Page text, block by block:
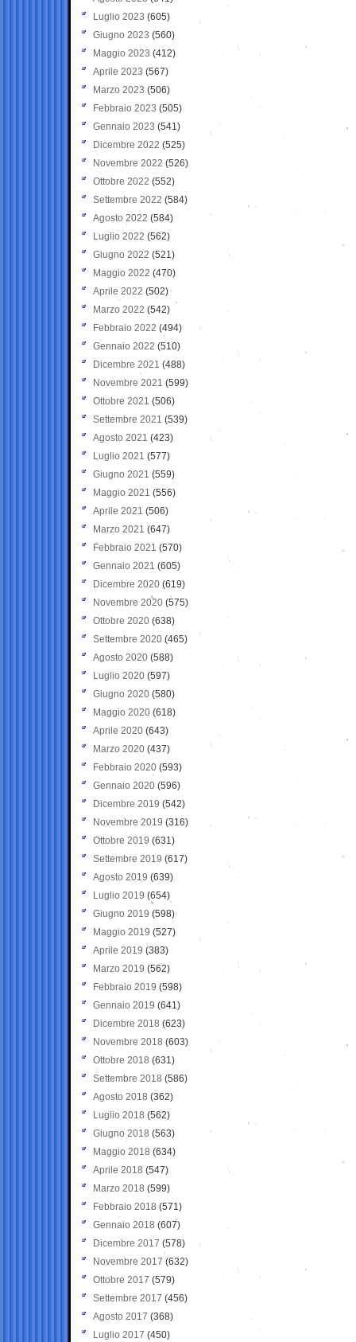
Luglio 2023 (605)
Giugno 2023 (560)
Maggio 2023 (412)
Aprile 2023 (567)
Marzo 2023 (506)
Febbraio 2023 (505)
Gennaio 2023 (541)
Dicembre 2022 (525)
Novembre 2022 (526)
Ottobre 2022 (552)
Settembre 2022 (584)
Agosto 2022 (584)
Luglio 2022 (562)
Giugno 2022 (521)
Maggio 2022 (470)
Aprile 2022 (502)
Marzo 2022 (542)
Febbraio 2022 (494)
Gennaio 2022 (510)
Dicembre 2021 (488)
Novembre 2021 (599)
Ottobre 2021 (506)
Settembre 2021 (539)
Agosto 2021 (423)
Luglio 2021 (577)
Giugno 2021(559)
Maggio 2021 (556)
Aprile 2021 (506)
Marzo 2021 (647)
Febbraio 2021 (570)
Gennaio 2021 (605)
Dicembre 2020 (619)
Novembre 2020 (575)
Ottobre 2020 (638)
Settembre 2020(465)
Agosto 2020 (588)
Luglio 2020 (597)
Giugno 2020 (580)
Maggio 2020 (618)
Aprile 2020 (643)
Marzo 2020 (437)
Febbraio 2020 (593)
Gennaio 2020 (596)
Dicembre 2019 (542)
Novembre 2019 (316)
Ottobre 2019 (631)
Settembre 2019 (617)
Agosto 2019 (639)
Luglio 2019 (654)
Giugno 2019 (598)
Maggio 2019 (527)
Aprile 2019 (383)
Marzo 2019 (562)
Febbraio 2019 (598)
Gennaio 2019 (641)
Dicembre 2018 (623)
Novembre 2018 (603)
Ottobre 2018 (631)
Settembre 2018 (586)
Agosto 2018 (362)
Luglio 2018 (562)
Giugno 2018 (563)
Maggio 2018 (634)
Aprile 2018 (547)
Marzo 2018 (599)
Febbraio 2018 (571)
Gennaio 2018 (607)
Dicembre 2017 (578)
Novembre 2017 (632)
Ottobre 2017 (579)
Settembre 2017 (456)
Agosto 2017 (368)
Luglio 2017 (450)